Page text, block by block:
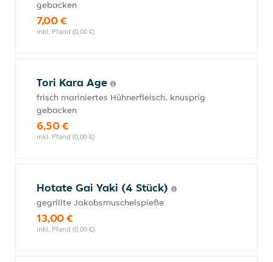
gebacken
7,00 €
inkl. Pfand (0,00 €)
Tori Kara Age
frisch mariniertes Hühnerfleisch, knusprig
gebacken
6,50 €
inkl. Pfand (0,00 €)
Hotate Gai Yaki (4 Stück)
gegrillte Jakobsmuschelspieße
13,00 €
inkl. Pfand (0,00 €)